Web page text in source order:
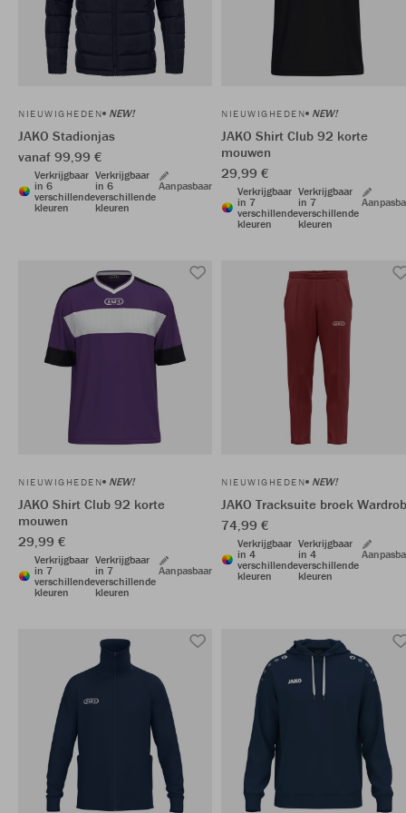
NIEUWIGHEDEN NEW!
JAKO Stadionjas
vanaf 99,99 €
Verkrijgbaar
in 6
verschillende
kleuren
Verkrijgbaar
in 6
verschillende
kleuren
Aanpasbaar
NIEUWIGHEDEN NEW!
JAKO Shirt Club 92 korte
mouwen
29,99 €
Verkrijgbaar
in 7
verschillende
kleuren
Verkrijgbaar
in 7
verschillende
kleuren
NIEUWIGHEDEN NEW!
JAKO Shirt Club 92 korte
mouwen
29,99 €
Verkrijgbaar
in 7
verschillende
kleuren
Verkrijgbaar
in 7
verschillende
kleuren
Aanpasbaar
NIEUWIGHEDEN NEW!
JAKO Tracksuite broek
74,99 €
Verkrijgbaar
in 4
verschillende
kleuren
Verkrijgbaar
in 4
verschillende
kleuren